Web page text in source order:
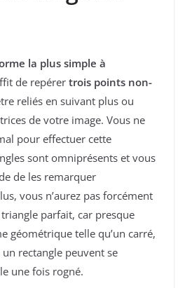
la plus simple à
de repérer trois points non-
reliés en suivant plus ou
de votre image. Vous ne
pour effectuer cette
sont omniprésents et vous
de les remarquer
vous n’aurez pas forcément
parfait, car presque
géométrique telle qu’un carré,
rectangle peuvent se
une fois rogné.